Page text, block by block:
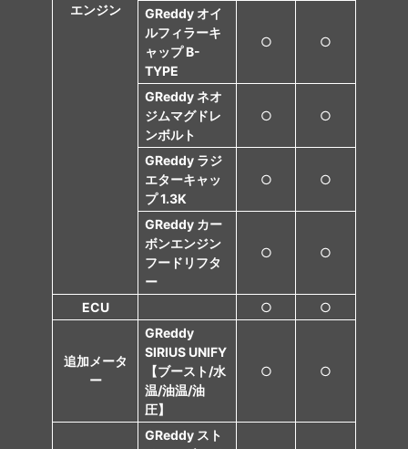
エンジン
GReddy オイ
ルフィラーキ
ャップ B-
TYPE
○ ○
GReddy ネオ
ジムマグドレ
ンボルト
○ ○
GReddy ラジ
エターキャッ
プ 1.3K
○ ○
GReddy カー
ボンエンジン
フードリフタ
ー
○ ○
ECU ○ ○
追加メータ
ー
GReddy
SIRIUS UNIFY
【ブースト/水
温/油温/油
圧】
○ ○
GReddy スト